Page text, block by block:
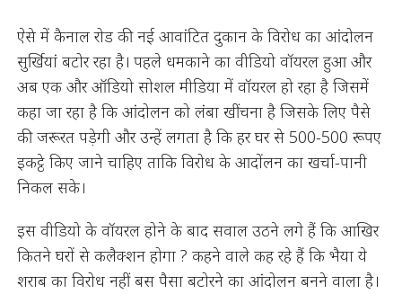
ऐसे में कैनाल रोड की नई आवांटित दुकान के विरोध का आंदोलन
सुर्खियां बटोर रहा है। पहले धमकाने का वीडियो वॉयरल हुआ और
अब एक और ऑडियो सोशल मीडिया में वॉयरल हो रहा है जिसमें
कहा जा रहा है कि आंदोलन को लंबा खींचना है जिसके लिए पैसे
की जरूरत पड़ेगी और उन्हें लगता है कि हर घर से 500-500 रूपए
इकट्ठे किए जाने चाहिए ताकि विरोध के आदोंलन का खर्चा-पानी
निकल सके।
इस वीडियो के वॉयरल होने के बाद सवाल उठने लगे हैं कि आखिर
कितने घरों से कलैक्शन होगा ? कहने वाले कह रहे हैं कि भैया ये
शराब का विरोध नहीं बस पैसा बटोरने का आंदोलन बनने वाला है।